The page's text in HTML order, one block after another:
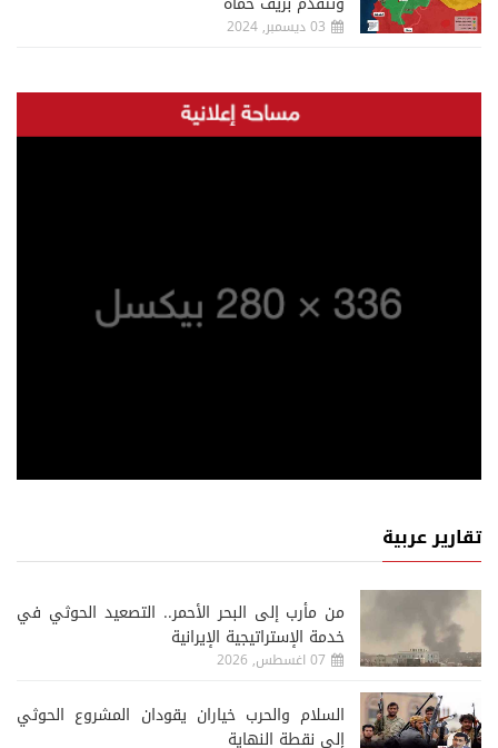
03 ديسمبر, 2024
تقارير عربية
من مأرب إلى البحر الأحمر.. التصعيد الحوثي في
خدمة الإستراتيجية الإيرانية
07 اغسطس, 2026
السلام والحرب خياران يقودان المشروع الحوثي
إلى نقطة النهاية